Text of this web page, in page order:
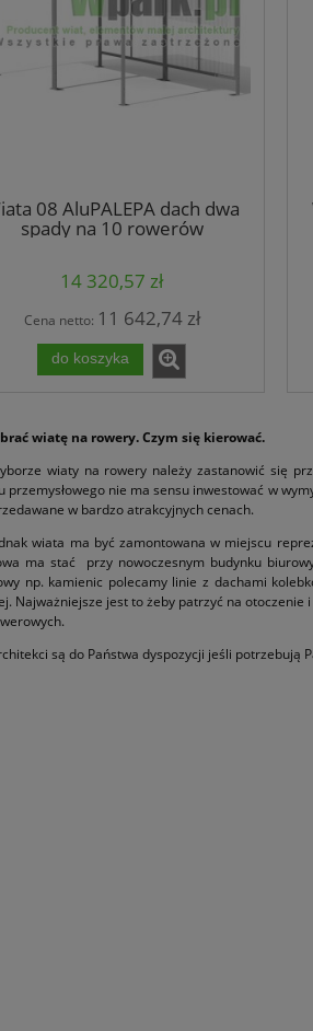
08 AluPALEPA dach dwa
spady na 10 rowerów
14 320,57 zł
Cena netto: 11 642,74 zł
do koszyka
wiatę na rowery. Czym się kierować.
wiaty na rowery należy zastanowić się
przemysłowego nie ma sensu inwestować w
w bardzo atrakcyjnych cenach.
wiata ma być zamontowana w miejscu
ma stać przy nowoczesnym budynku
np. kamienic polecamy linie z dachami
Najważniejsze jest to żeby patrzyć na
są do Państwa dyspozycji jeśli